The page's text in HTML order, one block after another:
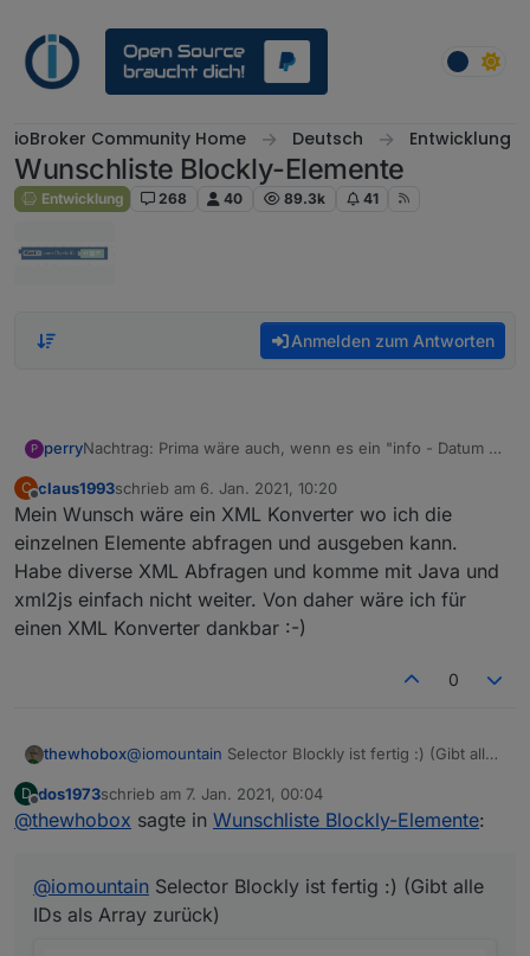
ioBroker Community Home Deutsch Entwicklung
Wunschliste Blockly-Elemente
Entwicklung 268 40 89.3k 41
Anmelden zum Antworten
P perryNachtrag: Prima wäre auch, wenn es ein "info - Datum -
Änderungsdatum enthalten wäre, was sich immer dann
verändert, wenn das blockly NEU abgespeichert wird ...
Danke
cu perry
C
Offline
claus1993schrieb am 6. Jan. 2021, 10:20
zuletzt editiert von
Mein Wunsch wäre ein XML Konverter wo ich die
einzelnen Elemente abfragen und ausgeben kann.
Habe diverse XML Abfragen und komme mit Java und
xml2js einfach nicht weiter. Von daher wäre ich für
einen XML Konverter dankbar :-)
0
thewhobox@iomountain Selector Blockly ist fertig :) (Gibt alle
D
Offline
dos1973schrieb am 7. Jan. 2021, 00:04
zuletzt editiert von
@thewhobox sagte in Wunschliste Blockly-Elemente:
@iomountain Selector Blockly ist fertig :) (Gibt alle
IDs als Array zurück)